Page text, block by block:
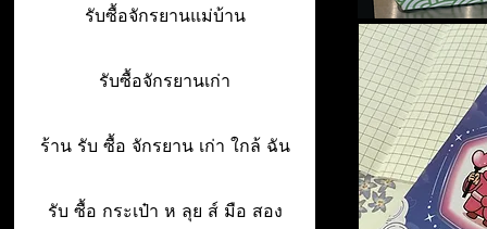
รับซื้อจักรยานแม่บ้าน
รับซื้อจักรยานเก่า
ร้าน รับ ซื้อ จักรยาน เก่า ใกล้ ฉัน
รับ ซื้อ กระเป๋า ห ลุย ส์ มือ สอง